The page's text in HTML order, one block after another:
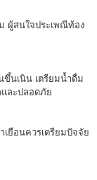
ผู้สนใจประเพณีท้อง
ขึ้นเนิน เตรียมน้ำดื่ม
และปลอดภัย
ยือนควรเตรียมปัจจัย